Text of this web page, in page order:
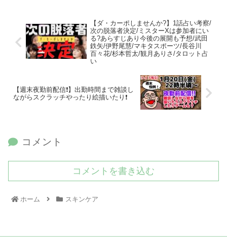
【ダ・カーポしませんか?】1話占い考察/
次の脱落者決定/ミスターXは参加者にい
る?あらすじあり今後の展開も予想/武田
鉄矢/伊野尾慧/マキタスポーツ/長谷川
百々花/杉本哲太/観月ありさ/タロット占
い
【週末夜勤前配信❗️】出勤時間まで雑談し
ながらスクラッチやったり絵描いたり❗️
コメント
コメントを書き込む
ホーム スキンケア